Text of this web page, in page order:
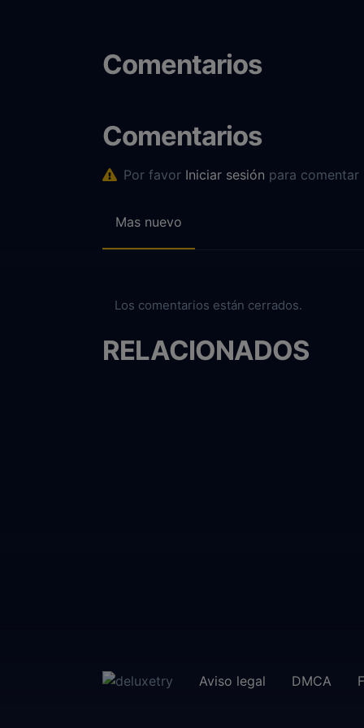
Comentarios
Comentarios
Por favor Iniciar sesión para comentar
Mas nuevo
Los comentarios están cerrados.
RELACIONADOS
Aviso legal DMCA